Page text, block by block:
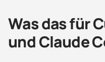
Was das für
und Claude